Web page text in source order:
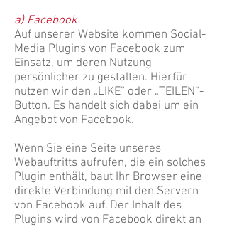
a) Facebook
Auf unserer Website kommen Social-
Media Plugins von Facebook zum
Einsatz, um deren Nutzung
persönlicher zu gestalten. Hierfür
nutzen wir den „LIKE“ oder „TEILEN“-
Button. Es handelt sich dabei um ein
Angebot von Facebook.
Wenn Sie eine Seite unseres
Webauftritts aufrufen, die ein solches
Plugin enthält, baut Ihr Browser eine
direkte Verbindung mit den Servern
von Facebook auf. Der Inhalt des
Plugins wird von Facebook direkt an